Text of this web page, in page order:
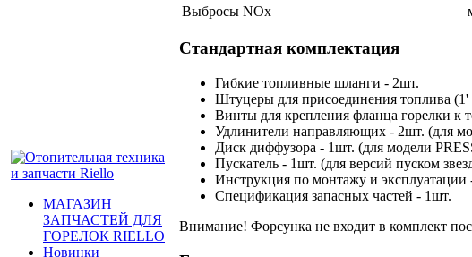
МАГАЗИН
ЗАПЧАСТЕЙ ДЛЯ
ГОРЕЛОК RIELLO
Новинки
Выбросы NOх
Стандартная комплектация
Гибкие топливные шланги - 2шт.
Штуцеры для присоединения топлива (1'
Винты для крепления фланца горелки к
Удлинители направляющих - 2шт. (для
Диск диффузора - 1шт. (для модели
Пускатель - 1шт. (для версий пуском
Инструкция по монтажу и эксплуатации
Спецификация запасных частей - 1шт.
Внимание! Форсунка не входит в комплект